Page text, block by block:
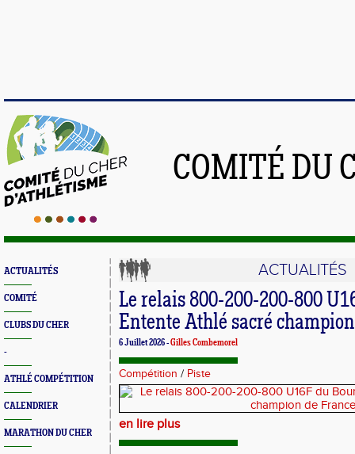
COMITÉ DU
ACTUALITÉS
COMITÉ
CLUBS DU CHER
-
ATHLÉ COMPÉTITION
CALENDRIER
MARATHON DU CHER
ACTUALITÉS
Le relais 800-200-200-800
Entente Athlé sacré
6 Juillet 2026 -Gilles Combemorel
Compétition / Piste
en lire plus